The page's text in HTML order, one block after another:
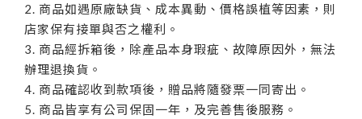
2. 商品如遇原廠缺貨、成本異動、價格誤植等因素，則
店家保有接單與否之權利。
3. 商品經拆箱後，除產品本身瑕疵、故障原因外，無法
辦理退換貨。
4. 商品確認收到款項後，贈品將隨發票一同寄出。
5. 商品皆享有公司保固一年，及完善售後服務。